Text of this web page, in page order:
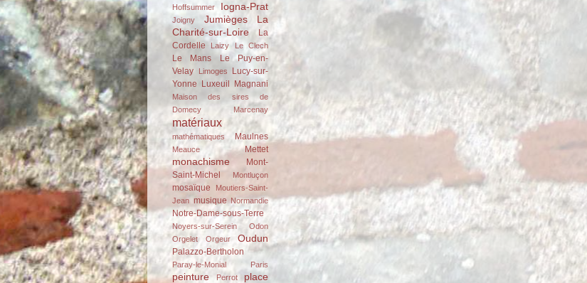
Hoffsummer Iogna-Prat
Joigny Jumièges
La
Charité-sur-Loire
La
Cordelle
Laizy Le Clech
Le Mans
Le Puy-en-
Velay
Limoges
Lucy-sur-
Yonne Luxeuil Magnani
Maison des sires de
Domecy
Marcenay
matériaux
mathématiques Maulnes
Meauce Mettet
monachisme
Mont-
Saint-Michel
Montluçon
mosaïque
Moutiers-Saint-
Jean musique Normandie
Notre-Dame-sous-Terre
Noyers-sur-Serein
Odon
Orgelet
Orgeur Oudun
Palazzo-Bertholon
Paray-le-Monial Paris
peinture Perrot
place